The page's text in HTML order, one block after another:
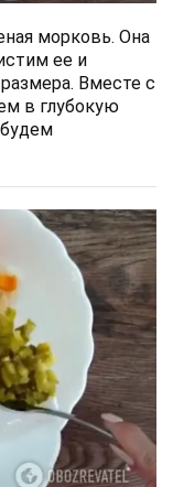
морковь. Она
ее и
Вместе с
в глубокую